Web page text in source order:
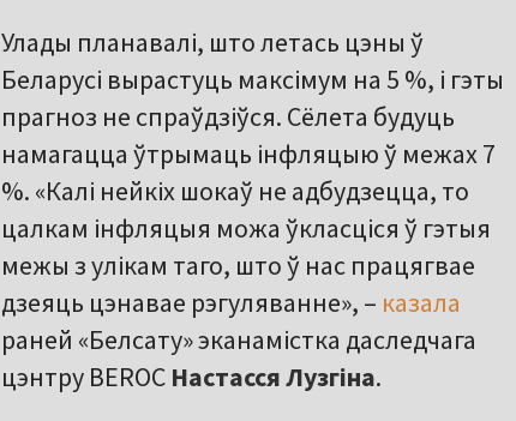
Улады планавалі, што летась цэны ў
Беларусі вырастуць максімум на 5 %, і гэты
прагноз не спраўдзіўся. Сёлета будуць
намагацца ўтрымаць інфляцыю ў межах 7
%. «Калі нейкіх шокаў не адбудзецца, то
цалкам інфляцыя можа ўкласціся ў гэтыя
межы з улікам таго, што ў нас працягвае
дзеяць цэнавае рэгуляванне», – казала
раней «Белсату» эканамістка даследчага
цэнтру BEROC НастассяЛузгіна.